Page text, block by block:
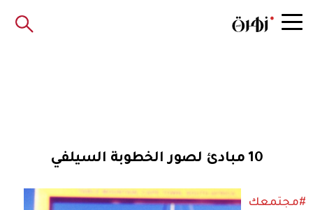
10 مبادئ لصور الخطوبة السيلفي
#مجتمعك